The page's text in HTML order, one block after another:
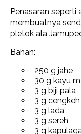
Penasaran seperti
membuatnya
pletok ala
Bahan:
250 g jahe
30 g kayu
3 g biji pala
3 g cengkeh
3 g lada
3 g sereh
3 g